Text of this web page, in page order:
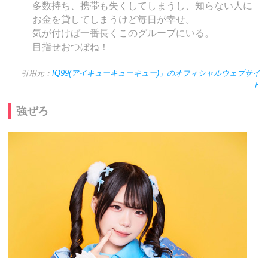
多数持ち、携帯も失くしてしまうし、知らない人に
お金を貸してしまうけど毎日が幸せ。
気が付けば一番長くこのグループにいる。
目指せおつぼね！
引用元： IQ99(アイキューキューキュー)」のオフィシャルウェブサイ
ト
強ぜろ